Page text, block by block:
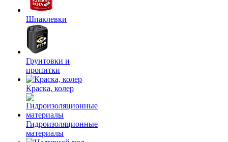
Шпаклевки
Грунтовки и
пропитки
Краска, колер
Гидроизоляционные
материалы